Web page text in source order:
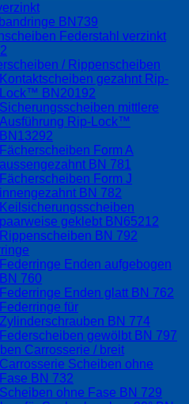
BN739
Federstahl verzinkt
/ Rippenscheiben
Kontaktscheiben gezahnt Rip-
Lock™ BN20192
Sicherungsscheiben mittlere
Ausführung Rip-Lock™
BN13292
Fächerscheiben Form A
aussengezahnt BN 781
Fächerscheiben Form J
innengezahnt BN 782
Keilsicherungsscheiben
paarweise geklebt BN65212
Rippenscheiben BN 792
Federringe Enden aufgebogen
BN 760
Federringe Enden glatt BN 762
Federringe für
Zylinderschrauben BN 774
Federscheiben gewölbt BN 797
Carrosserie / breit
Carrosserie Scheiben ohne
Fase BN 732
Scheiben ohne Fase BN 729